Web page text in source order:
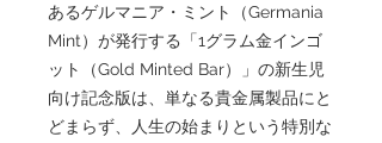
あるゲルマニア・ミント（Germania
Mint）が発行する「1グラム金インゴ
ット（Gold Minted Bar）」の新生児
向け記念版は、単なる貴金属製品にと
どまらず、人生の始まりという特別な